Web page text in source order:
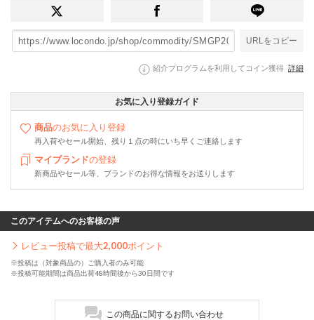
URLをコピー
紹介プログラムを利用してコイン獲得 詳細
お気に入り登録ガイド
商品のお気に入り登録
再入荷やセール開始、残り１点の時にいち早くご連絡します
マイブランドの登録
新商品やセール等、ブランドのお得な情報をお送りします
このアイテムへのお客様の声
レビュー投稿で最大2,000ポイント
※投稿は（対象商品の）ご購入者のみ可能
※投稿可能期間は商品出荷48時間後から30日間です
この商品に関するお問い合わせ